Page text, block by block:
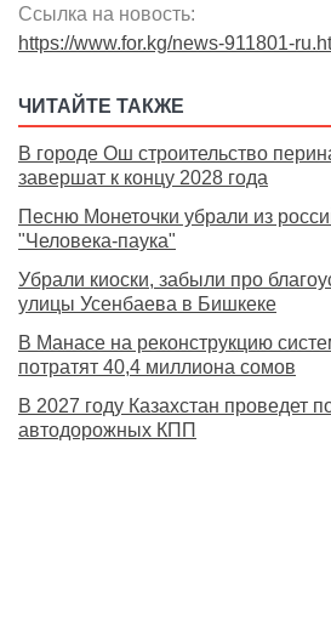
Ссылка на новость:
https://www.for.kg/news-911801-
ЧИТАЙТЕ ТАКЖЕ
В городе Ош строительство
завершат к концу 2028 года
Песню Монеточки убрали из
"Человека-паука"
Убрали киоски, забыли про
улицы Усенбаева в Бишкеке
В Манасе на реконструкцию
потратят 40,4 миллиона сомов
В 2027 году Казахстан проведет
автодорожных КПП